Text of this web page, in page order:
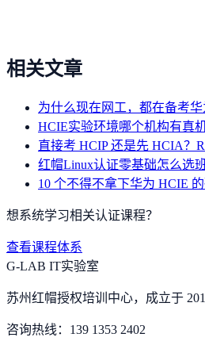
相关文章
为什么现在网工，都在备考
HCIE实验环境哪个机构有真
直接考 HCIP 还是先 HCIA？
红帽Linux认证零基础怎么选
10 个不得不拿下华为 HCIE
想系统学习相关认证课程？
查看课程体系
G-LAB IT实验室
苏州红帽授权培训中心，成立于
咨询热线： 139 1353 2402